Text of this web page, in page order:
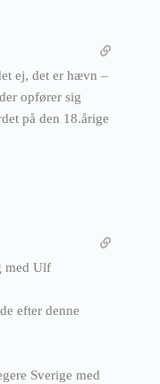
ej, det er hævn –
opfører sig
på den 18.årige
med Ulf
efter denne
Sverige med